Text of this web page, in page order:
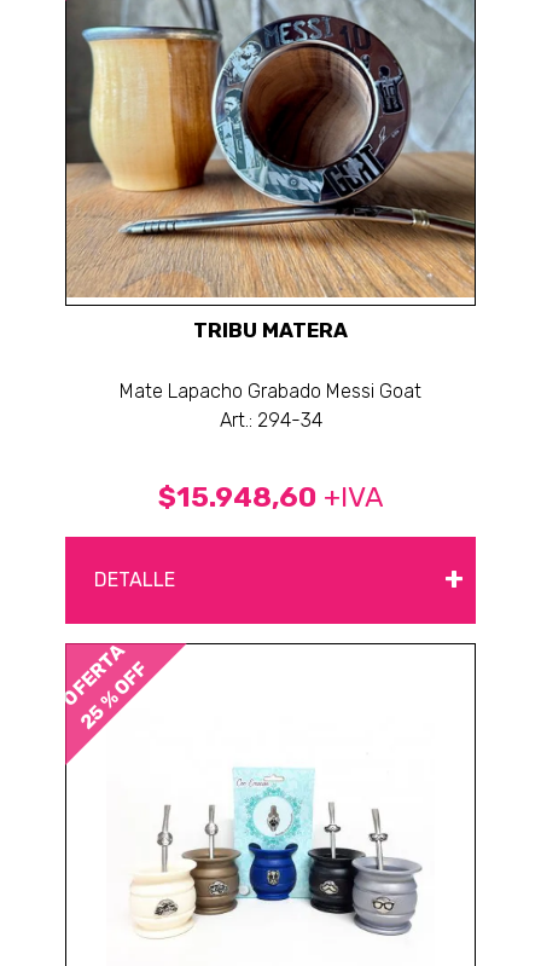
TRIBU MATERA
Mate Lapacho Grabado Messi Goat
Art.: 294-34
$15.948,60 +IVA
DETALLE +
OFERTA
25 % OFF